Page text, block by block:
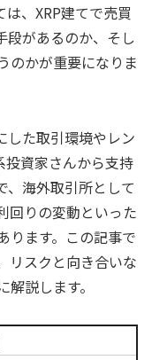
、XRP建てで売買
段があるのか、そし
のかが重要になりま
した取引環境やレン
投資家さんから支持
、海外取引所として
回りの変動といった
ります。この記事で
リスクと向き合いな
説します。